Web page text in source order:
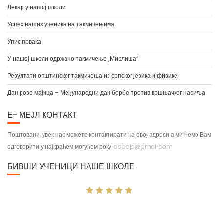
Лекар у нашој школи
Успех наших ученика на такмичењима
Упис првака
У нашој школи одржано такмичење „Мислиша“
Резултати општинског такмичења из српског језика и физике
Дан розе мајица – Међународни дан борбе против вршњачког насиља
Е- МЕЈЛ КОНТАКТ
Поштовани, увек нас можете контактирати на овој адреси а ми ћемо Вам
одговорити у најкраћем могућем року.ospaja@gmail.com
БИВШИ УЧЕНИЦИ НАШЕ ШКОЛЕ